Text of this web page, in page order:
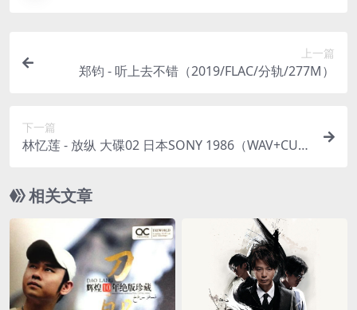
上一篇
郑钧 - 听上去不错（2019/FLAC/分轨/277M）
下一篇
林忆莲 - 放纵 大碟02 日本SONY 1986（WAV+CUE/
相关文章